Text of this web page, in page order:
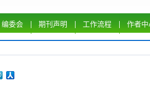
编委会 期刊声明 工作流程 作者中